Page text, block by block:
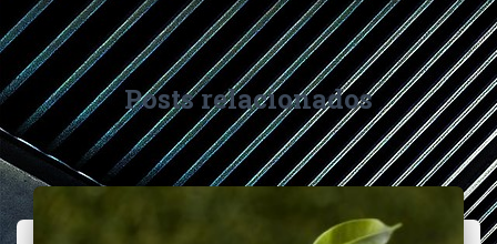
Posts relacionados